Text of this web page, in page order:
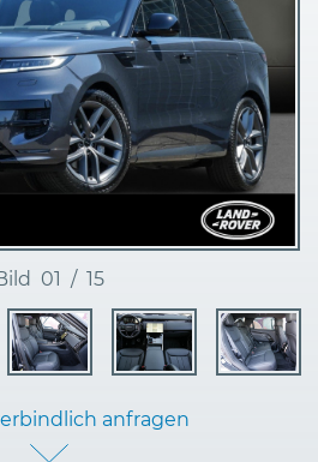
01 / 15
anfragen